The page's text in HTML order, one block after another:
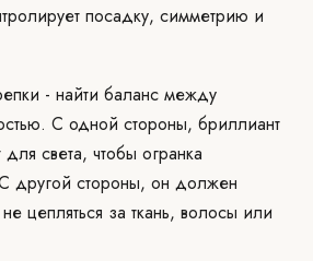
посадку, симметрию и
- найти баланс между
С одной стороны, бриллиант
света, чтобы огранка
другой стороны, он должен
цепляться за ткань, волосы или